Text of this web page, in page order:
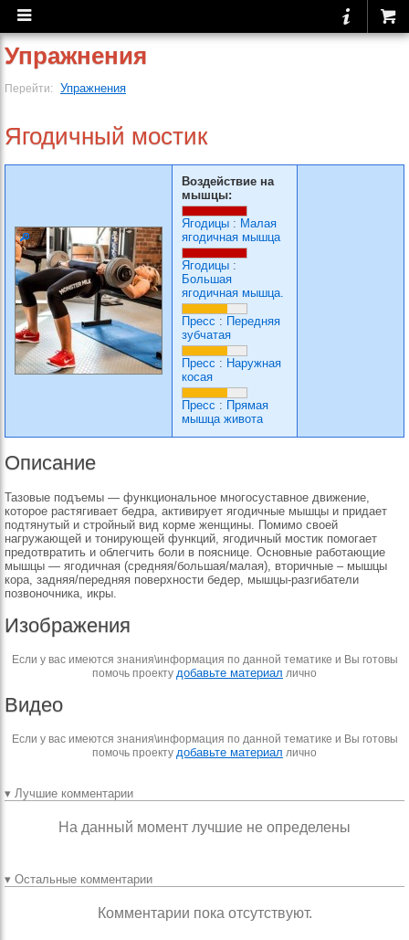
Упражнения
Перейти: Упражнения
Ягодичный мостик
Воздействие на
мышцы:
Ягодицы : Малая
ягодичная мышца
Ягодицы :
Большая
ягодичная мышца.
Пресс : Передняя
зубчатая
Пресс : Наружная
косая
Пресс : Прямая
мышца живота
Описание
Тазовые подъемы — функциональное многосуставное движение,
которое растягивает бедра, активирует ягодичные мышцы и придает
подтянутый и стройный вид корме женщины. Помимо своей
нагружающей и тонирующей функций, ягодичный мостик помогает
предотвратить и облегчить боли в пояснице. Основные работающие
мышцы — ягодичная (средняя/большая/малая), вторичные – мышцы
кора, задняя/передняя поверхности бедер, мышцы-разгибатели
позвоночника, икры.
Изображения
Если у вас имеются знания\информация по данной тематике и Вы готовы
помочь проекту добавьте материал лично
Видео
Если у вас имеются знания\информация по данной тематике и Вы готовы
помочь проекту добавьте материал лично
▾ Лучшие комментарии
На данный момент лучшие не определены
▾ Остальные комментарии
Комментарии пока отсутствуют.